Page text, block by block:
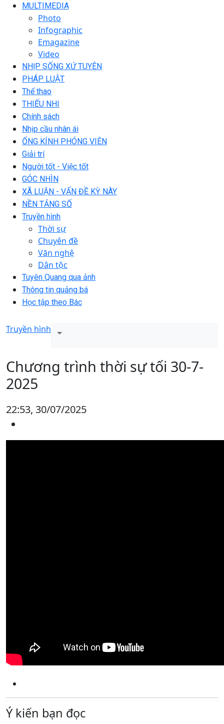
MULTIMEDIA
Photo
Infographic
Emagazine
Video
NHỊP SỐNG XỨ TUYÊN
PHÁP LUẬT
Thể thao
THIẾU NHI
Chính sách
Nhịp cầu nhân ái
ỐNG KÍNH PHÓNG VIÊN
Giải trí
Người tốt - Việc tốt
GÓC NHÌN
XÃ LUẬN - VẤN ĐỀ KỲ NÀY
NỀN TẢNG SỐ
Truyền hình
Thời sự
Chuyên đề
Văn nghệ
Dân tộc
Tuyên Quang qua ảnh
Thông tin quảng bá
Học tập theo Bác
Truyền hình
Chương trình thời sự tối 30-7-
2025
22:53, 30/07/2025
Ý kiến bạn đọc